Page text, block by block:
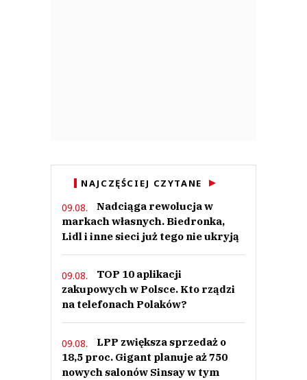
NAJCZĘŚCIEJ CZYTANE
09.08.
Nadciąga rewolucja w
markach własnych. Biedronka,
Lidl i inne sieci już tego nie ukryją
09.08.
TOP 10 aplikacji
zakupowych w Polsce. Kto rządzi
na telefonach Polaków?
09.08.
LPP zwiększa sprzedaż o
18,5 proc. Gigant planuje aż 750
nowych salonów Sinsay w tym